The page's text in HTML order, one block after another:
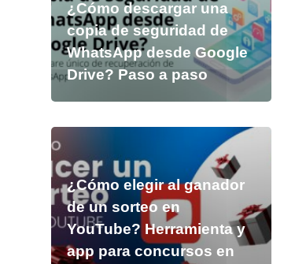
¿Cómo descargar una
copia de seguridad de
WhatsApp desde Google
Drive? Paso a paso
¿Cómo elegir al ganador
de un sorteo en
YouTube? Herramienta y
app para concursos en